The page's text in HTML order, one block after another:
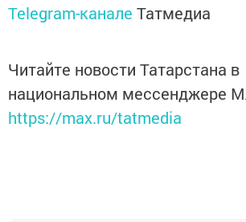
Telegram-канале Татмедиа
Читайте новости Татарстана в
национальном мессенджере
https://max.ru/tatmedia